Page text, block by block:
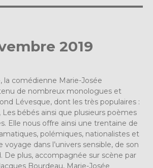
2019
la comédienne Marie-Josée
de nombreux monologues et
Lévesque, dont les très populaires :
Les bébés ainsi que plusieurs poèmes
Elle nous offre ainsi une trentaine de
polémiques, nationalistes et
voyage dans l’univers sensible, de son
De plus, accompagnée sur scène par
Bourdeau, Marie-Josée